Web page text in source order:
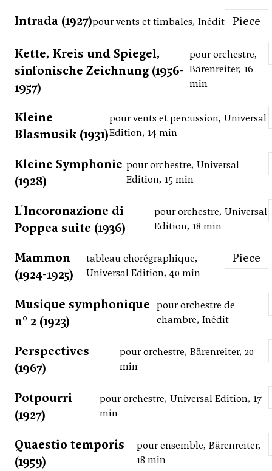
Intrada (1927)pour vents et timbales, Inédit Piece
Kette, Kreis und Spiegel,
sinfonische Zeichnung (1956-
1957)
pour orchestre,
Bärenreiter, 16
min
Kleine
Blasmusik (1931)
pour vents et percussion, Universal
Edition, 14 min
Kleine Symphonie
(1928)
pour orchestre, Universal
Edition, 15 min
L'Incoronazione di
Poppea suite (1936)
pour orchestre, Universal
Edition, 18 min
Mammon
(1924-1925)
tableau chorégraphique,
Universal Edition, 40 min
Piece
Musique symphonique
n° 2 (1923)
pour orchestre de
chambre, Inédit
Perspectives
(1967)
pour orchestre, Bärenreiter, 20
min
Potpourri
(1927)
pour orchestre, Universal Edition, 17
min
Quaestio temporis
(1959)
pour ensemble, Bärenreiter,
18 min